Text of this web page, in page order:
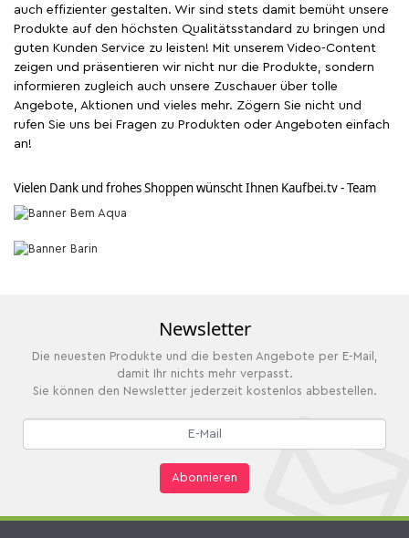
auch effizienter gestalten. Wir sind stets damit bemüht unsere
Produkte auf den höchsten Qualitätsstandard zu bringen und
guten Kunden Service zu leisten! Mit unserem Video-Content
zeigen und präsentieren wir nicht nur die Produkte, sondern
informieren zugleich auch unsere Zuschauer über tolle
Angebote, Aktionen und vieles mehr. Zögern Sie nicht und
rufen Sie uns bei Fragen zu Produkten oder Angeboten einfach
an!
Vielen Dank und frohes Shoppen wünscht Ihnen Kaufbei.tv - Team
Newsletter
Die neuesten Produkte und die besten Angebote per E-Mail,
damit Ihr nichts mehr verpasst.
Sie können den Newsletter jederzeit kostenlos abbestellen.
Abonnieren